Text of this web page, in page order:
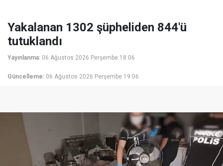
Yakalanan 1302 şüpheliden 844'ü
tutuklandı
Yayınlanma: 06 Ağustos 2026 Perşembe 18:06
Güncelleme: 06 Ağustos 2026 Perşembe 19:06